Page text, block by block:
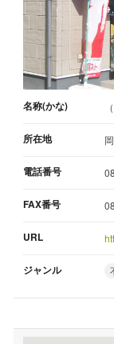
名称(かな)
所在地
電話番号
FAX番号
URL
ジャンル